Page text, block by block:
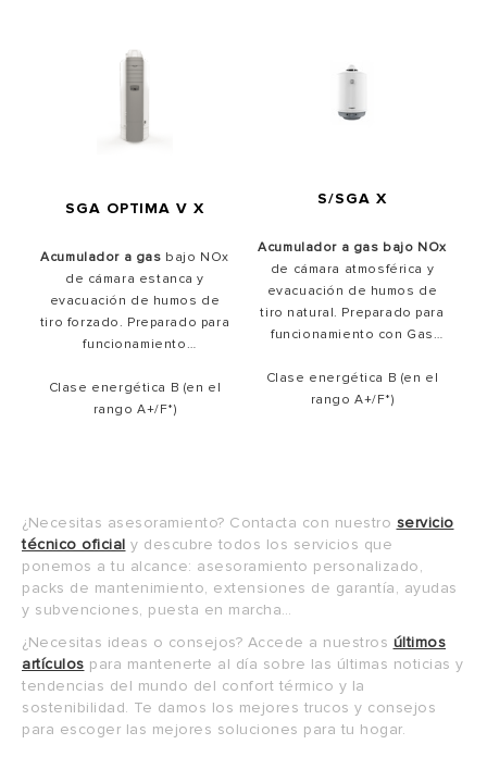
SGA OPTIMA V X
Acumulador a gas bajo NOx
de cámara estanca y
evacuación de humos de
tiro forzado. Preparado para
funcionamiento
Máxima durabilidad y
resistenciacon su calderín
Clase energética B (en el
rango A+/F*)
S/SGA X
Acumulador a gas bajo NOx
de cámara atmosférica y
evacuación de humos de
tiro natural. Preparado para
funcionamiento con Gas
Butano/Propano mediante
kit de transformación
Clase energética B (en el
rango A+/F*)
¿Necesitas asesoramiento? Contacta con nuestro servicio
técnico oficial y descubre todos los servicios que
ponemos a tu alcance: asesoramiento personalizado,
packs de mantenimiento, extensiones de garantía, ayudas
y subvenciones, puesta en marcha…
¿Necesitas ideas o consejos? Accede a nuestros últimos
artículos para mantenerte al día sobre las últimas noticias y
tendencias del mundo del confort térmico y la
sostenibilidad. Te damos los mejores trucos y consejos
para escoger las mejores soluciones para tu hogar.